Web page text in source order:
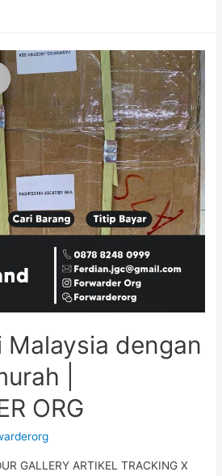
dengan
|
ORG
GALLERY ARTIKEL TRACKING X